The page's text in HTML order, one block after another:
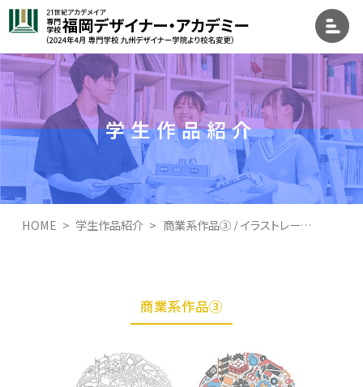
学生作品紹介
HOME 学生作品紹介 商業系作品③ / イラストレーション学科イラストレーション専攻
商業系作品③